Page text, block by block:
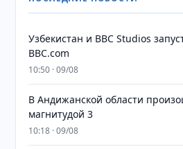
Узбекистан и BBC Studios
BBC.com
10:50 · 09/08
В Андижанской области
магнитудой 3
10:18 · 09/08